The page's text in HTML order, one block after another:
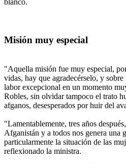
blanco.
Misión muy especial
"Aquella misión fue muy especial,
vidas, hay que agradecérselo, y
labor excepcional en un momento
Robles, sin olvidar tampoco el trato
afganos, desesperados por huir del
"Lamentablemente, tres años
Afganistán y a todos nos genera una
particularmente la situación de las
reflexionado la ministra.